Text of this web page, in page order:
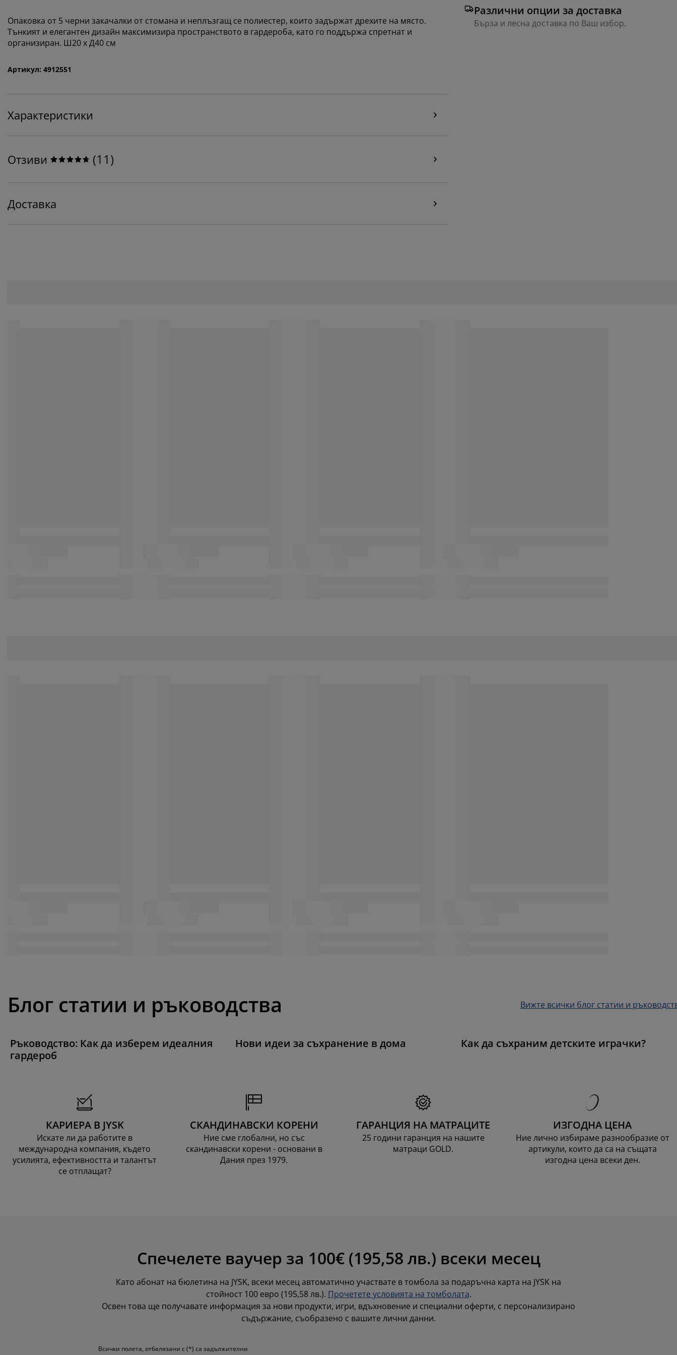
Различни опции за доставка
Бърза и лесна доставка по Ваш избор.
Опаковка от 5 черни закачалки от стомана и неплъзгащ се полиестер, които задържат дрехите на място.
Тънкият и елегантен дизайн максимизира пространството в гардероба, като го поддържа спретнат и
организиран. Ш20 x Д40 см
Артикул: 4912551
Характеристики
Отзиви (11)
Доставка
Блог статии и ръководства Вижте всички блог статии и
Ръководство: Как да изберем идеалния
гардероб
Нови идеи за съхранение в дома Как да съхраним детските играчки?
КАРИЕРА В JYSK
Искате ли да работите в
международна компания, където
усилията, ефективността и талантът
се отплащат?
СКАНДИНАВСКИ КОРЕНИ
Ние сме глобални, но със
скандинавски корени - основани в
Дания през 1979.
ГАРАНЦИЯ НА МАТРАЦИТЕ
25 години гаранция на нашите
матраци GOLD.
ИЗГОДНА ЦЕНА
Ние лично избираме разнообразие от
артикули, които да са на същата
изгодна цена всеки ден.
Спечелете ваучер за 100€ (195,58 лв.) всеки месец
Като абонат на бюлетина на JYSK, всеки месец автоматично участвате в томбола за подаръчна карта на JYSK на
стойност 100 евро (195,58 лв.). Прочетете условията на томболата.
Освен това ще получавате информация за нови продукти, игри, вдъхновение и специални оферти, с персонализирано
съдържание, съобразено с вашите лични данни.
Всички полета, отбелязани с (*) са задължителни